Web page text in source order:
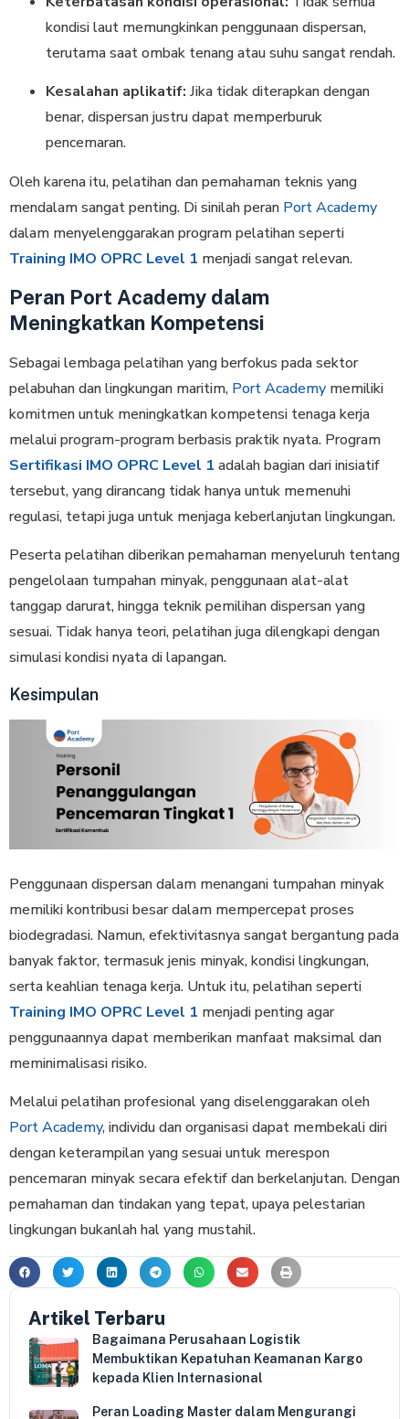
kondisi laut memungkinkan penggunaan dispersan,
terutama saat ombak tenang atau suhu sangat rendah.
Kesalahan aplikatif: Jika tidak diterapkan dengan
benar, dispersan justru dapat memperburuk
pencemaran.
Oleh karena itu, pelatihan dan pemahaman teknis yang
mendalam sangat penting. Di sinilah peran Port Academy
dalam menyelenggarakan program pelatihan seperti
Training IMO OPRC Level 1 menjadi sangat relevan.
Peran Port Academy dalam
Meningkatkan Kompetensi
Sebagai lembaga pelatihan yang berfokus pada sektor
pelabuhan dan lingkungan maritim, Port Academy memiliki
komitmen untuk meningkatkan kompetensi tenaga kerja
melalui program-program berbasis praktik nyata. Program
Sertifikasi IMO OPRC Level 1 adalah bagian dari inisiatif
tersebut, yang dirancang tidak hanya untuk memenuhi
regulasi, tetapi juga untuk menjaga keberlanjutan lingkungan.
Peserta pelatihan diberikan pemahaman menyeluruh tentang
pengelolaan tumpahan minyak, penggunaan alat-alat
tanggap darurat, hingga teknik pemilihan dispersan yang
sesuai. Tidak hanya teori, pelatihan juga dilengkapi dengan
simulasi kondisi nyata di lapangan.
Kesimpulan
Penggunaan dispersan dalam menangani tumpahan minyak
memiliki kontribusi besar dalam mempercepat proses
biodegradasi. Namun, efektivitasnya sangat bergantung pada
banyak faktor, termasuk jenis minyak, kondisi lingkungan,
serta keahlian tenaga kerja. Untuk itu, pelatihan seperti
Training IMO OPRC Level 1 menjadi penting agar
penggunaannya dapat memberikan manfaat maksimal dan
meminimalisasi risiko.
Melalui pelatihan profesional yang diselenggarakan oleh
Port Academy, individu dan organisasi dapat membekali diri
dengan keterampilan yang sesuai untuk merespon
pencemaran minyak secara efektif dan berkelanjutan. Dengan
pemahaman dan tindakan yang tepat, upaya pelestarian
lingkungan bukanlah hal yang mustahil.
Artikel Terbaru
Bagaimana Perusahaan Logistik
Membuktikan Kepatuhan Keamanan Kargo
kepada Klien Internasional
Peran Loading Master dalam Mengurangi